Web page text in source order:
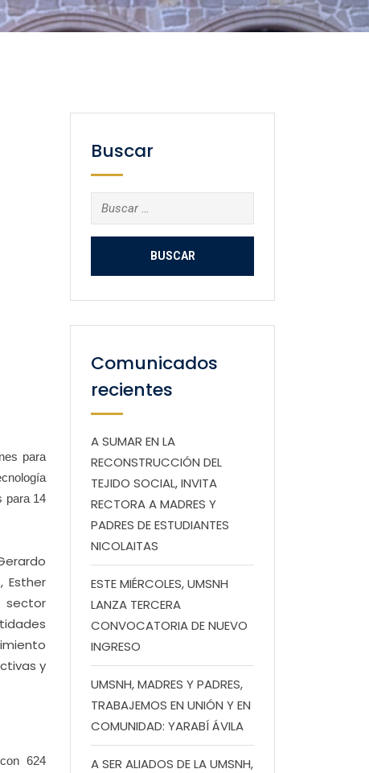
para
para 14
Esther
sector
y
624
Buscar
Buscar:
Comunicados
recientes
A SUMAR EN LA
RECONSTRUCCIÓN DEL
TEJIDO SOCIAL, INVITA
RECTORA A MADRES Y
PADRES DE ESTUDIANTES
NICOLAITAS
ESTE MIÉRCOLES, UMSNH
LANZA TERCERA
CONVOCATORIA DE NUEVO
INGRESO
UMSNH, MADRES Y PADRES,
TRABAJEMOS EN UNIÓN Y EN
COMUNIDAD: YARABÍ ÁVILA
A SER ALIADOS DE LA UMSNH,